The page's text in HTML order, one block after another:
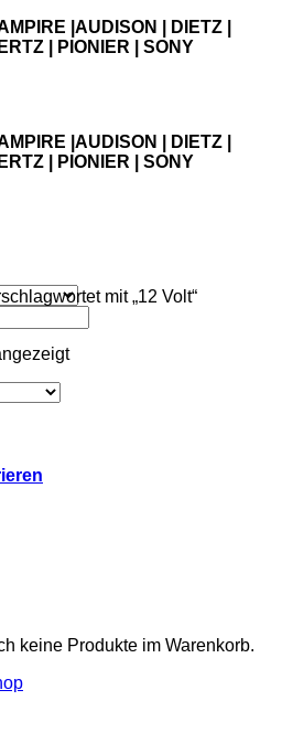
|AUDISON | DIETZ |
| PIONIER | SONY
|AUDISON | DIETZ |
| PIONIER | SONY
keine Produkte im Warenkorb.
mit „12 Volt“